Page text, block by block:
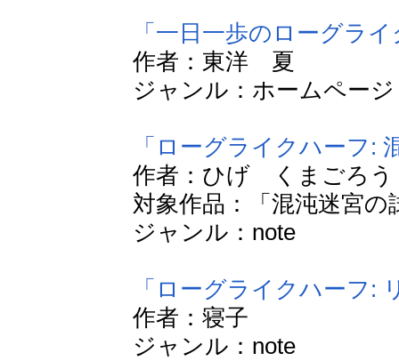
「一日一歩のローグラ
作者：東洋 夏
ジャンル：ホームページ
「ローグライクハーフ:
作者：ひげ くまごろう
対象作品：「混沌迷宮
ジャンル：note
「ローグライクハーフ:
作者：寝子
ジャンル：note